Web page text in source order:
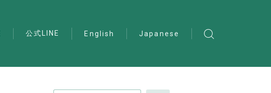
公式LINE English Japanese